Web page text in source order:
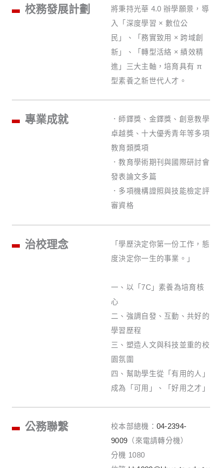
校務發展計劃
將秉持光華 4.0 辦學願景，導
入「深度學習 × 數位公
民」、「務實致用 × 跨域創
新」、「轉型活絡 × 績效精
進」三大主軸，培育具有 π
型素養之新世代人才。
專業成就
．師鐸獎、金鐸獎、創意教學
卓越獎、十大優秀青年等多項
教育類獎項
．教育學術期刊與國際研討會
發表論文多篇
．多項機構證照與技能檢定評
審資格
治校理念
「學歷決定你第一份工作，態
度決定你一生的事業。」
一、以「7C」素養為培育核
心
二、強調自發、互動、共好的
學習歷程
三、塑造人文與科技並重的校
園氛圍
四、幫助學生從「有用的人」
成為「可用」、「好用之才」
公務聯繫 校本部總機： 04-2394-
9009 （來電請轉分機）
分機 1080